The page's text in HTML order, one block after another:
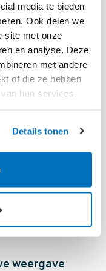
media te bieden
Ook delen we
site met onze
en analyse. Deze
met andere
of die ze hebben
hun services.
Details tonen
Je moet
om de
per ongeluk
De
op “Alle”, en de
op andere
weergave